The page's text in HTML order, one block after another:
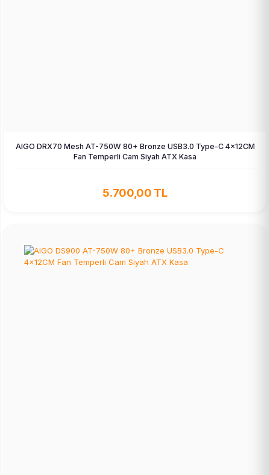
AIGO DRX70 Mesh AT-750W 80+ Bronze USB3.0 Type-C 4×12CM
Fan Temperli Cam Siyah ATX Kasa
5.700,00 TL